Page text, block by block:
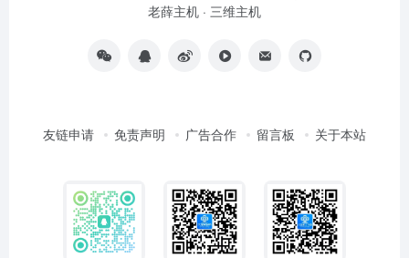
老薛主机 · 三维主机
友链申请 免责声明 广告合作 留言板 关于本站